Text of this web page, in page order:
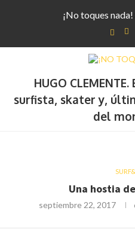
¡No toques
HUGO
surfista, skater y,
del
Una hostia
septiembre 22, 2017